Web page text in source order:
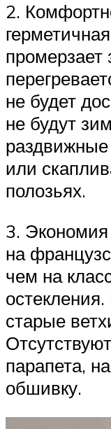
2.
не будет
не будут
или
полозьях.
3.
на
чем на
старые
парапета,
обшивку.